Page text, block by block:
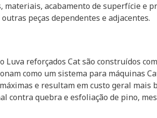
materiais, acabamento de superfície e
peças dependentes e adjacentes.
Luva reforçados Cat são construídos
como um sistema para máquinas
e resultam em custo geral
contra quebra e esfoliação de pino,